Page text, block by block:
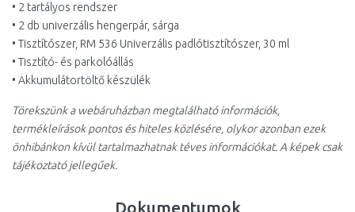
• 2 tartályos rendszer
• 2 db univerzális hengerpár, sárga
• Tisztítószer, RM 536 Univerzális padlótisztítószer, 30 ml
• Tisztító- és parkolóállás
• Akkumulátortöltő készülék
Törekszünk a webáruházban megtalálható információk,
termékleírások pontos és hiteles közlésére, olykor azonban ezek
önhibánkon kívül tartalmazhatnak téves információkat. A képek csak
tájékoztató jellegűek.
Dokumentumok